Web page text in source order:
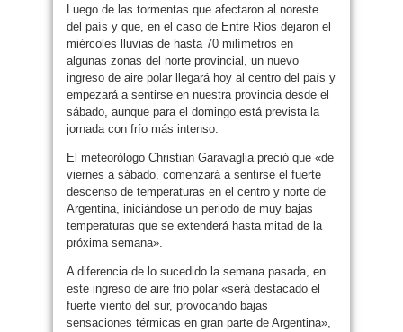
Luego de las tormentas que afectaron al noreste
del país y que, en el caso de Entre Ríos dejaron el
miércoles lluvias de hasta 70 milímetros en
algunas zonas del norte provincial, un nuevo
ingreso de aire polar llegará hoy al centro del país y
empezará a sentirse en nuestra provincia desde el
sábado, aunque para el domingo está prevista la
jornada con frío más intenso.
El meteorólogo Christian Garavaglia preció que «de
viernes a sábado, comenzará a sentirse el fuerte
descenso de temperaturas en el centro y norte de
Argentina, iniciándose un periodo de muy bajas
temperaturas que se extenderá hasta mitad de la
próxima semana».
A diferencia de lo sucedido la semana pasada, en
este ingreso de aire frio polar «será destacado el
fuerte viento del sur, provocando bajas
sensaciones térmicas en gran parte de Argentina»,